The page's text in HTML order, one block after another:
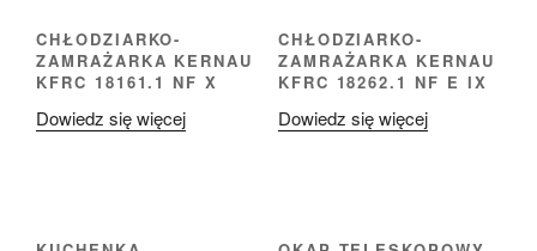
CHŁODZIARKO-
ZAMRAŻARKA KERNAU
KFRC 18161.1 NF X
Dowiedz się więcej
CHŁODZIARKO-
ZAMRAŻARKA KERNAU
KFRC 18262.1 NF E IX
Dowiedz się więcej